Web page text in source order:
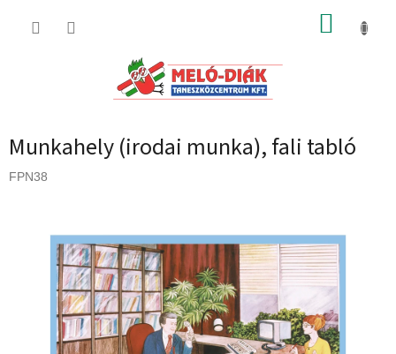
KOSÁR
Munkahely (irodai munka), fali tabló
FPN38